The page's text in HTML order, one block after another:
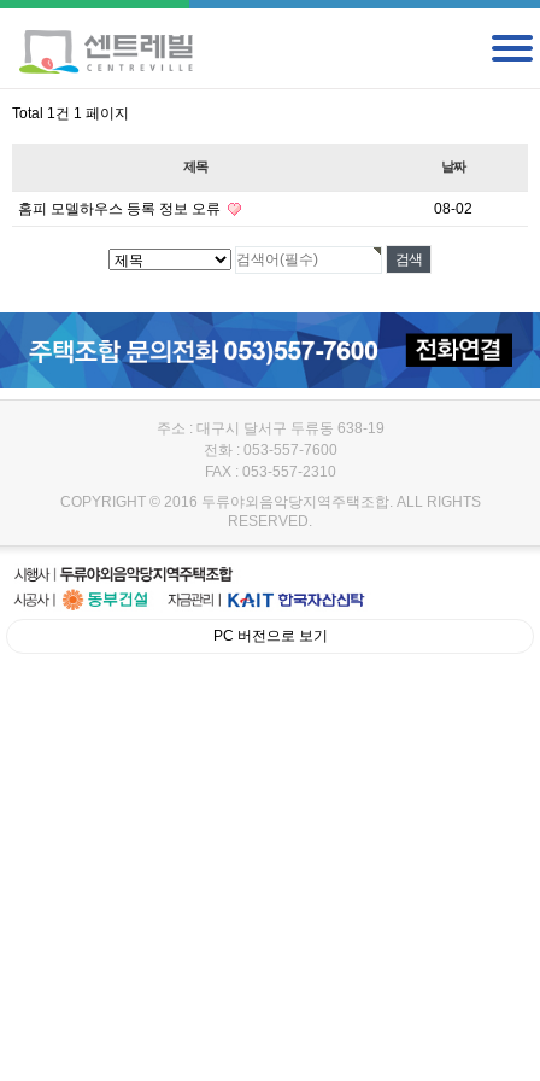
Total 1건 1 페이지
제목 날짜
홈피 모델하우스 등록 정보 오류 08-02
주소 : 대구시 달서구 두류동 638-19
전화 : 053-557-7600
FAX : 053-557-2310
COPYRIGHT © 2016 두류야외음악당지역주택조합. ALL RIGHTS
RESERVED.
PC 버전으로 보기